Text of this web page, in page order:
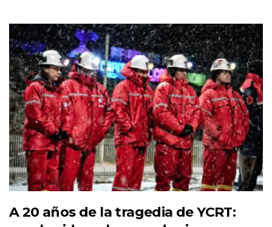
A 20 años de la tragedia de YCRT: